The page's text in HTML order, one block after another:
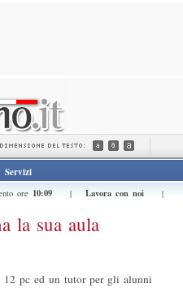
Servizi
ore 10:09 | Lavora con noi |
la sua aula
12 pc ed un tutor per gli alunni